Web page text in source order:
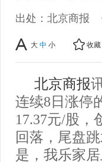
出处：北京商报
大 中 小 收藏
北京商报
连续8日涨停
17.37元/股，
回落，尾盘
是，我乐家